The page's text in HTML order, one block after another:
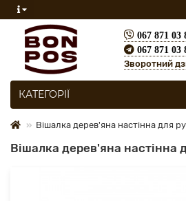
067 871 03
067 871 03
Зворотний
Скрізь
КАТЕГОРІЇ
Вішалка дерев'яна настінна для
Вішалка дерев'яна настінна